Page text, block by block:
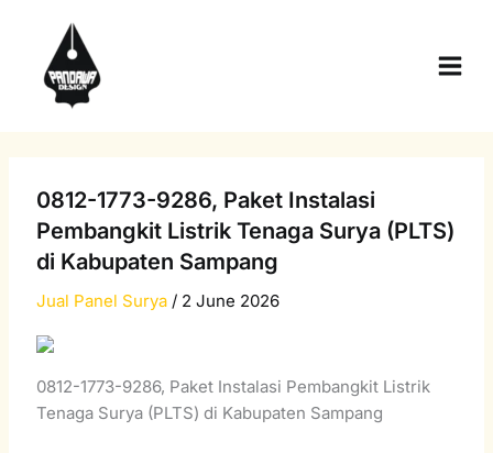
content
0812-1773-9286, Paket Instalasi
Pembangkit Listrik Tenaga Surya (PLTS)
di Kabupaten Sampang
Jual Panel Surya / 2 June 2026
0812-1773-9286, Paket Instalasi Pembangkit Listrik
Tenaga Surya (PLTS) di Kabupaten Sampang